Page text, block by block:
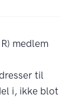
medlem
til
i, ikke blot